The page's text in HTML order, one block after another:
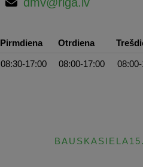
Pirmdiena Otrdiena
08:30-17:00 08:00-17:00